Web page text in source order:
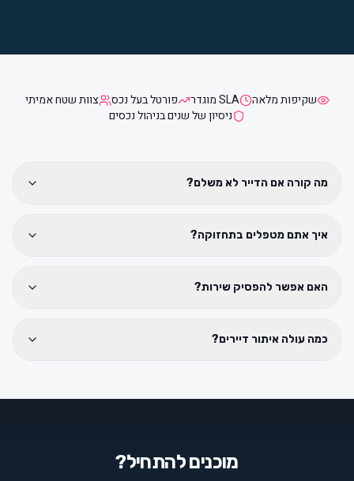
שקיפות מלאה SLA מוגדר פורטל בעל נכס
צוות שטח אמיתי
ניסיון של שנים בניהול נכסים
מה קורה אם הדייר לא משלם?
איך אתם מטפלים בתחזוקה?
האם אפשר להפסיק שירות?
כמה עולה איתור דיירים?
מוכנים להתחיל?